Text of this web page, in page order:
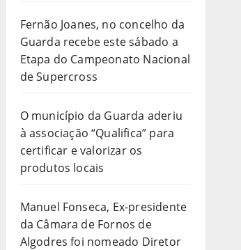
Fernão Joanes, no concelho da
Guarda recebe este sábado a
Etapa do Campeonato Nacional
de Supercross
O município da Guarda aderiu
à associação “Qualifica” para
certificar e valorizar os
produtos locais
Manuel Fonseca, Ex-presidente
da Câmara de Fornos de
Algodres foi nomeado Diretor